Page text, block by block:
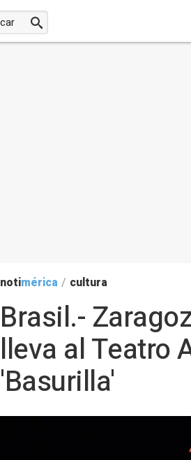
notimérica / cultura
Brasil.-
lleva al Teatro
'Basurilla'